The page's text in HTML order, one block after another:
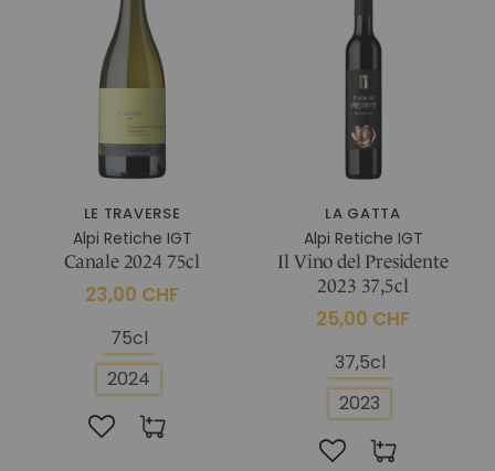
KOSMETIK
ALLE GESCHENKIDEEN
IM CHIANTI CLASSICO
Weingut La Madonnina
ALLE ERLEBNISSE
LE TRAVERSE
Alpi Retiche IGT
Canale 2024 75cl
23,00 CHF
75cl
2024
LA GATTA
Alpi Retiche IGT
Il Vino del Presidente
2023 37,5cl
25,00 CHF
37,5cl
2023